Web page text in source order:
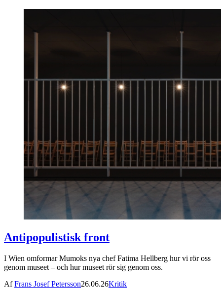
Antipopulistisk front
I Wien omformar Mumoks nya chef Fatima Hellberg hur vi rör oss
genom museet – och hur museet rör sig genom oss.
AfFrans Josef Petersson26.06.26Kritik